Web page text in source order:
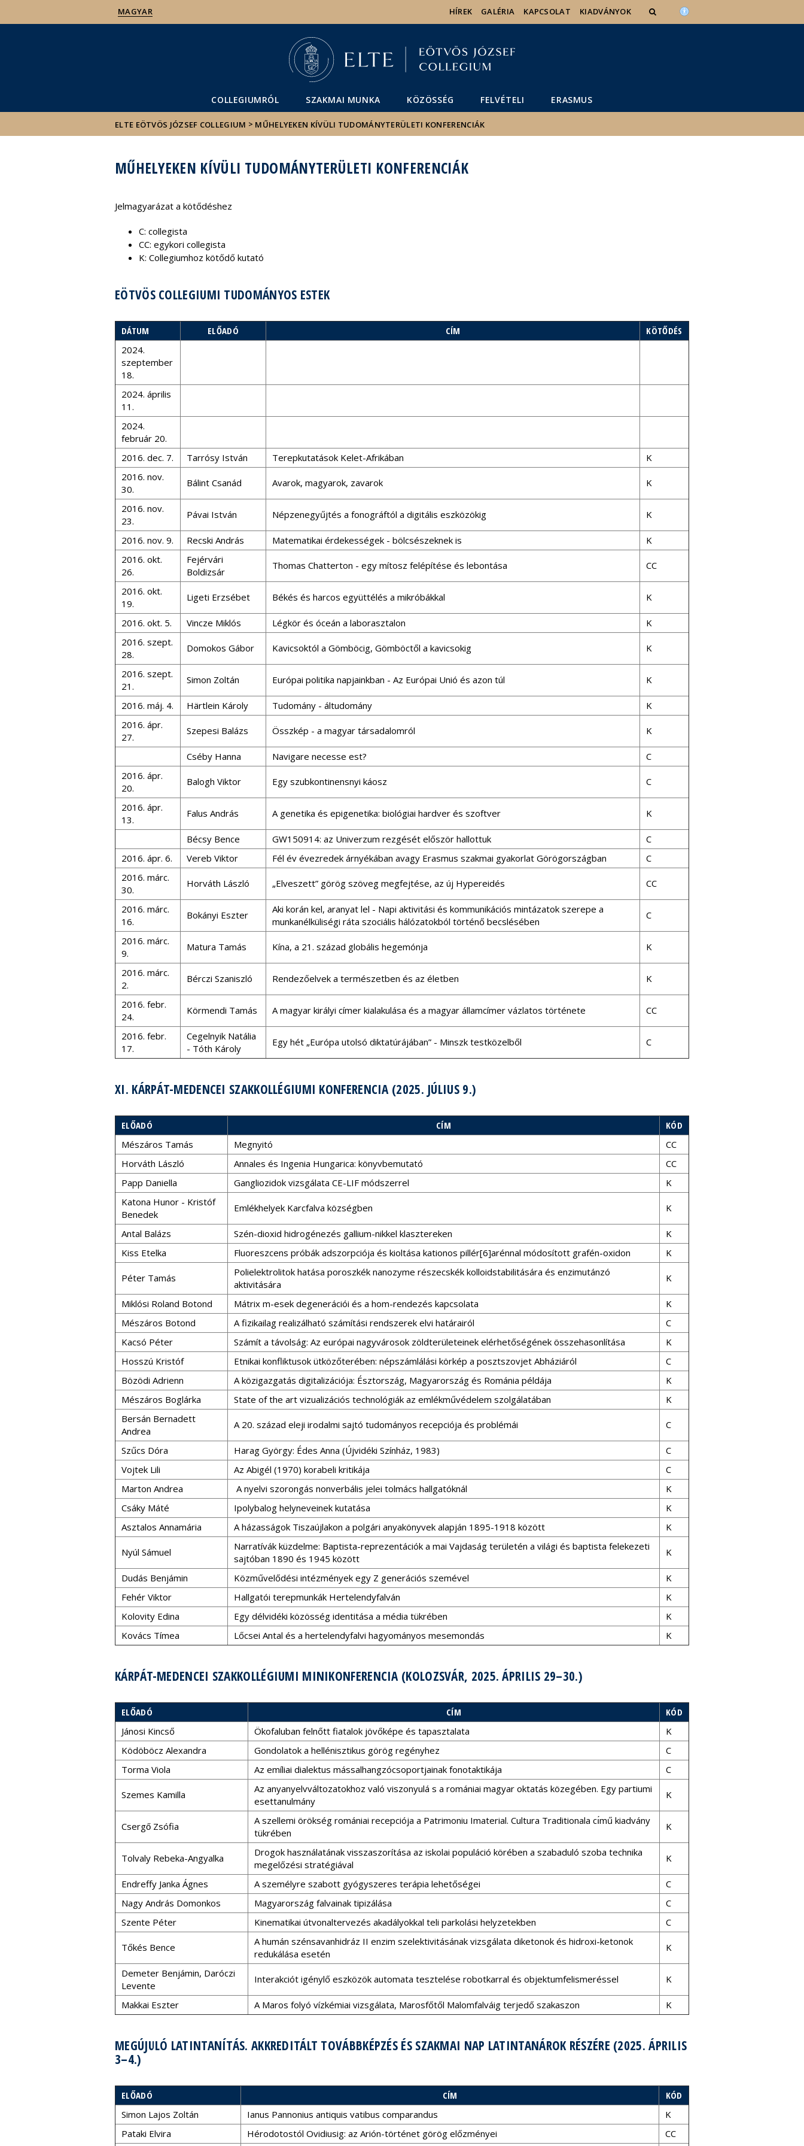
MAGYAR HÍREK GALÉRIA KAPCSOLAT KIADVÁNYOK
COLLEGIUMRÓL SZAKMAI MUNKA KÖZÖSSÉG FELVÉTELI ERASMUS
ELTE EÖTVÖS JÓZSEF COLLEGIUM > MŰHELYEKEN KÍVÜLI TUDOMÁNYTERÜLETI KONFERENCIÁK
MŰHELYEKEN KÍVÜLI TUDOMÁNYTERÜLETI KONFERENCIÁK
Jelmagyarázat a kötődéshez
C: collegista
CC: egykori collegista
K: Collegiumhoz kötődő kutató
EÖTVÖS COLLEGIUMI TUDOMÁNYOS ESTEK
DÁTUM ELŐADÓ CÍM
KÖTŐDÉS
2024.
szeptember
18.
2024. április
11.
2024.
február 20.
2016. dec. 7.
Tarrósy István Terepkutatások Kelet-Afrikában
K
2016. nov.
30.
Bálint Csanád Avarok, magyarok, zavarok K
2016. nov.
23.
Pávai István Népzenegyűjtés a fonográftól a digitális eszközökig K
2016. nov. 9. Recski András Matematikai érdekességek - bölcsészeknek is
K
2016. okt.
26.
Fejérvári
Boldizsár
Thomas Chatterton - egy mítosz felépítése és lebontása CC
2016. okt.
19.
Ligeti Erzsébet Békés és harcos együttélés a mikróbákkal K
2016. okt. 5. Vincze Miklós Légkör és óceán a laborasztalon
K
2016. szept.
28.
Domokos Gábor Kavicsoktól a Gömböcig, Gömböctől a kavicsokig K
2016. szept.
21.
Simon Zoltán Európai politika napjainkban - Az Európai Unió és azon túl K
2016. máj. 4. Härtlein Károly Tudomány - áltudomány
K
2016. ápr.
27.
Szepesi Balázs Összkép - a magyar társadalomról K
Cséby Hanna Navigare necesse est?
C
2016. ápr.
20.
Balogh Viktor Egy szubkontinensnyi káosz C
2016. ápr.
13.
Falus András A genetika és epigenetika: biológiai hardver és szoftver K
Bécsy Bence GW150914: az Univerzum rezgését először hallottuk
C
2016. ápr. 6.
Vereb Viktor Fél év évezredek árnyékában avagy Erasmus szakmai gyakorlat Görögországban
C
2016. márc.
30.
Horváth László „Elveszett” görög szöveg megfejtése, az új Hypereidés CC
2016. márc.
16.
Bokányi Eszter
Aki korán kel, aranyat lel - Napi aktivitási és kommunikációs mintázatok szerepe a
munkanélküliségi ráta szociális hálózatokból történő becslésében
C
2016. márc.
9.
Matura Tamás Kína, a 21. század globális hegemónja K
2016. márc.
2.
Bérczi Szaniszló Rendezőelvek a természetben és az életben K
2016. febr.
24.
Körmendi Tamás A magyar királyi címer kialakulása és a magyar államcímer vázlatos története CC
2016. febr.
17.
Cegelnyik Natália
- Tóth Károly
Egy hét „Európa utolsó diktatúrájában” - Minszk testközelből C
XI. KÁRPÁT-MEDENCEI SZAKKOLLÉGIUMI KONFERENCIA (2025. JÚLIUS 9.)
ELŐADÓ CÍM
KÓD
Mészáros Tamás
Megnyitó
CC
Horváth László
Annales és Ingenia Hungarica: könyvbemutató
CC
Papp Daniella
Gangliozidok vizsgálata CE-LIF módszerrel
K
Katona Hunor - Kristóf
Benedek
Emlékhelyek Karcfalva községben K
Antal Balázs Szén-dioxid hidrogénezés gallium-nikkel klasztereken
K
Kiss Etelka
Fluoreszcens próbák adszorpciója és kioltása kationos pillér[6]arénnal módosított grafén-oxidon K
Péter Tamás
Polielektrolitok hatása poroszkék nanozyme részecskék kolloidstabilitására és enzimutánzó
aktivitására
K
Miklósi Roland Botond Mátrix m-esek degenerációi és a hom-rendezés kapcsolata
K
Mészáros Botond
A fizikailag realizálható számítási rendszerek elvi határairól
C
Kacsó Péter
Számít a távolság: Az európai nagyvárosok zöldterületeinek elérhetőségének összehasonlítása
K
Hosszú Kristóf
Etnikai konfliktusok ütközőterében: népszámlálási körkép a posztszovjet Abháziáról
C
Bözödi Adrienn
A közigazgatás digitalizációja: Észtország, Magyarország és Románia példája
K
Mészáros Boglárka
State of the art vizualizációs technológiák az emlékművédelem szolgálatában
K
Bersán Bernadett
Andrea
A 20. század eleji irodalmi sajtó tudományos recepciója és problémái C
Szűcs Dóra Harag György: Édes Anna (Újvidéki Színház, 1983)
C
Vojtek Lili
Az Abigél (1970) korabeli kritikája
C
Marton Andrea
A nyelvi szorongás nonverbális jelei tolmács hallgatóknál
K
Csáky Máté
Ipolybalog helyneveinek kutatása
K
Asztalos Annamária
A házasságok Tiszaújlakon a polgári anyakönyvek alapján 1895-1918 között K
Nyúl Sámuel
Narratívák küzdelme: Baptista-reprezentációk a mai Vajdaság területén a világi és baptista felekezeti
sajtóban 1890 és 1945 között
K
Dudás Benjámin Közművelődési intézmények egy Z generációs szemével
K
Fehér Viktor
Hallgatói terepmunkák Hertelendyfalván
K
Kolovity Edina
Egy délvidéki közösség identitása a média tükrében
K
Kovács Tímea
Lőcsei Antal és a hertelendyfalvi hagyományos mesemondás K
KÁRPÁT-MEDENCEI SZAKKOLLÉGIUMI MINIKONFERENCIA (KOLOZSVÁR, 2025. ÁPRILIS 29–30.)
ELŐADÓ CÍM
KÓD
Jánosi Kincső
Ökofaluban felnőtt fiatalok jövőképe és tapasztalata
K
Ködöböcz Alexandra
Gondolatok a hellénisztikus görög regényhez
C
Torma Viola
Az emíliai dialektus mássalhangzócsoportjainak fonotaktikája C
Szemes Kamilla
Az anyanyelvváltozatokhoz való viszonyulá s a romániai magyar oktatás közegében. Egy partiumi
esettanulmány
K
Csergő Zsófia
A szellemi örökség romániai recepciója a Patrimoniu Imaterial. Cultura Traditionala cı́mű kiadvány
tükrében
K
Tolvaly Rebeka-Angyalka
Drogok használatának visszaszorítása az iskolai populáció körében a szabaduló szoba technika
megelőzési stratégiával
K
Endreffy Janka Ágnes A személyre szabott gyógyszeres terápia lehetőségei
C
Nagy András Domonkos
Magyarország falvainak tipizálása
C
Szente Péter
Kinematikai útvonaltervezés akadályokkal teli parkolási helyzetekben C
Tőkés Bence
A humán szénsavanhidráz II enzim szelektivitásának vizsgálata diketonok és hidroxi-ketonok
redukálása esetén
K
Demeter Benjámin, Daróczi
Levente
Interakciót igénylő eszközök automata tesztelése robotkarral és objektumfelismeréssel K
Makkai Eszter A Maros folyó vízkémiai vizsgálata, Marosfőtől Malomfalváig terjedő szakaszon K
MEGÚJULÓ LATINTANÍTÁS. AKKREDITÁLT TOVÁBBKÉPZÉS ÉS SZAKMAI NAP LATINTANÁROK RÉSZÉRE (2025. ÁPRILIS
3–4.)
ELŐADÓ CÍM
KÓD
Simon Lajos Zoltán
Ianus Pannonius antiquis vatibus comparandus
K
Pataki Elvira
Hérodotostól Ovidiusig: az Arión-történet görög előzményei CC